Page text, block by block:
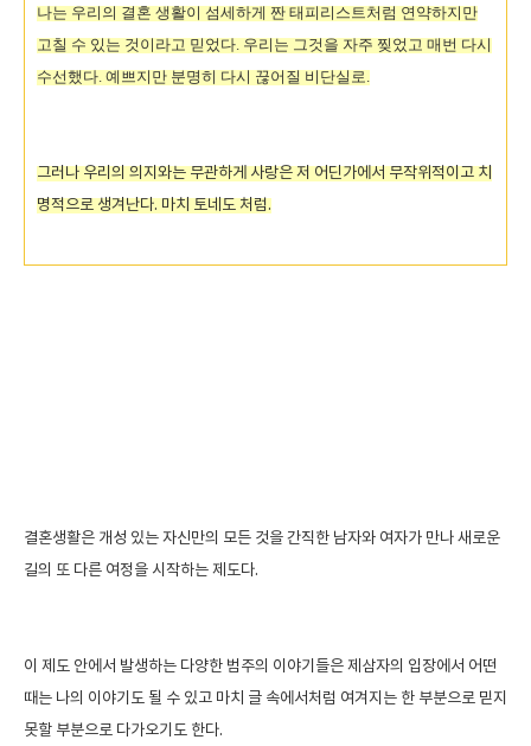
나는 우리의 결혼 생활이 섬세하게 짠 태피리스트처럼 연약하지만
고칠 수 있는 것이라고 믿었다. 우리는 그것을 자주 찢었고 매번 다시
수선했다. 예쁘지만 분명히 다시 끊어질 비단실로.
그러나 우리의 의지와는 무관하게 사랑은 저 어딘가에서 무작위적이고 치
명적으로 생겨난다. 마치 토네도 처럼.
결혼생활은 개성 있는 자신만의 모든 것을 간직한 남자와 여자가 만나 새로운
길의 또 다른 여정을 시작하는 제도다.
이 제도 안에서 발생하는 다양한 범주의 이야기들은 제삼자의 입장에서 어떤
때는 나의 이야기도 될 수 있고 마치 글 속에서처럼 여겨지는 한 부분으로 믿지
못할 부분으로 다가오기도 한다.